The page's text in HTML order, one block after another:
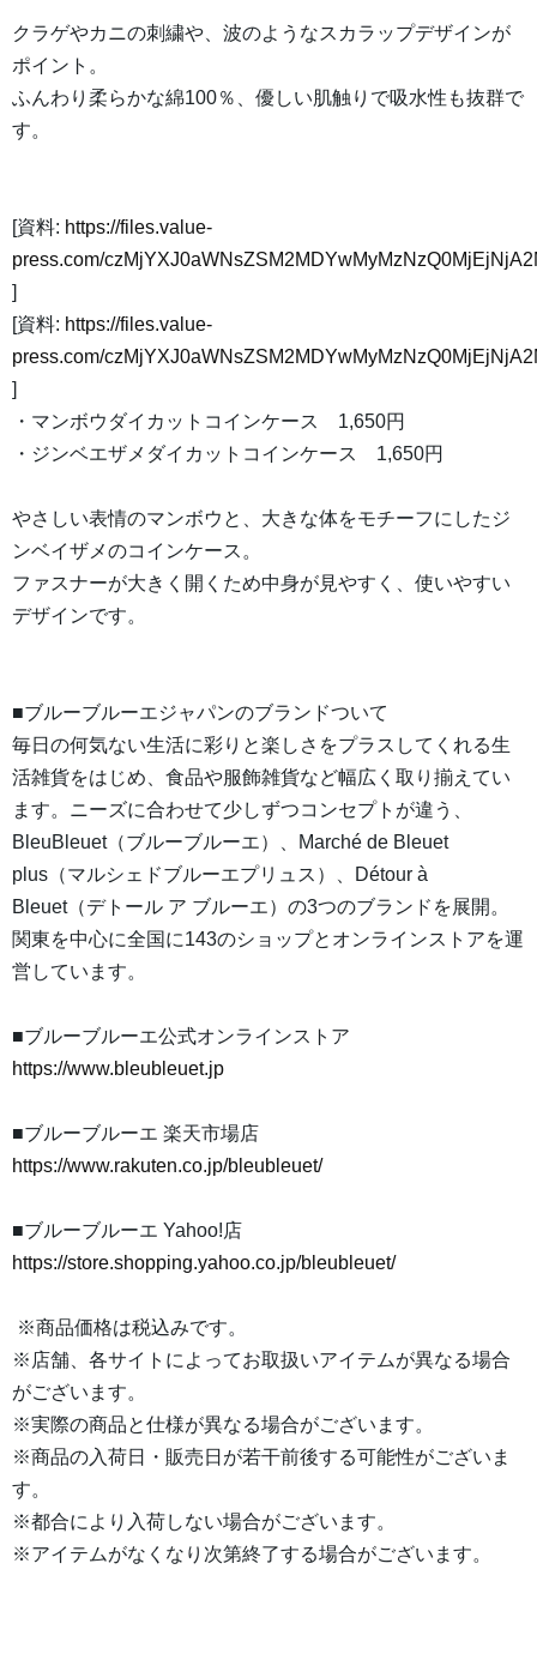
クラゲやカニの刺繍や、波のようなスカラップデザインが
ポイント。
ふんわり柔らかな綿100％、優しい肌触りで吸水性も抜群で
す。
[資料: https://files.value-
press.com/
]
[資料: https://files.value-
press.com/
]
・マンボウダイカットコインケース 1,650円
・ジンベエザメダイカットコインケース 1,650円
やさしい表情のマンボウと、大きな体をモチーフにしたジ
ンベイザメのコインケース。
ファスナーが大きく開くため中身が見やすく、使いやすい
デザインです。
■ブルーブルーエジャパンのブランドついて
毎日の何気ない生活に彩りと楽しさをプラスしてくれる生
活雑貨をはじめ、食品や服飾雑貨など幅広く取り揃えてい
ます。ニーズに合わせて少しずつコンセプトが違う、
BleuBleuet（ブルーブルーエ）、Marché de Bleuet
plus（マルシェドブルーエプリュス）、Détour à
Bleuet（デトール ア ブルーエ）の3つのブランドを展開。
関東を中心に全国に143のショップとオンラインストアを運
営しています。
■ブルーブルーエ公式オンラインストア
https://www.bleubleuet.jp
■ブルーブルーエ 楽天市場店
https://www.rakuten.co.jp/bleubleuet/
■ブルーブルーエ Yahoo!店
https://store.shopping.yahoo.co.jp/bleubleuet/
※商品価格は税込みです。
※店舗、各サイトによってお取扱いアイテムが異なる場合
がございます。
※実際の商品と仕様が異なる場合がございます。
※商品の入荷日・販売日が若干前後する可能性がございま
す。
※都合により入荷しない場合がございます。
※アイテムがなくなり次第終了する場合がございます。